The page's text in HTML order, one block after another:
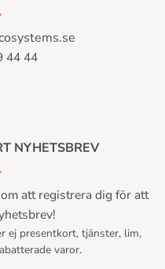
44 44
NYHETSBREV
att registrera dig för att
ej presentkort, tjänster, lim,
varor.